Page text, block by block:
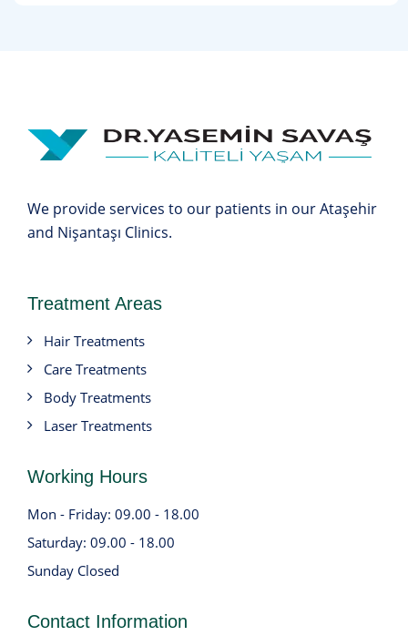
We provide services to our patients in our Ataşehir
and Nişantaşı Clinics.
Treatment Areas
Hair Treatments
Care Treatments
Body Treatments
Laser Treatments
Working Hours
Mon - Friday: 09.00 - 18.00
Saturday: 09.00 - 18.00
Sunday Closed
Contact Information